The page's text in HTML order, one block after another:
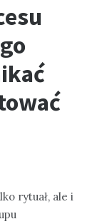
rytuał, ale i